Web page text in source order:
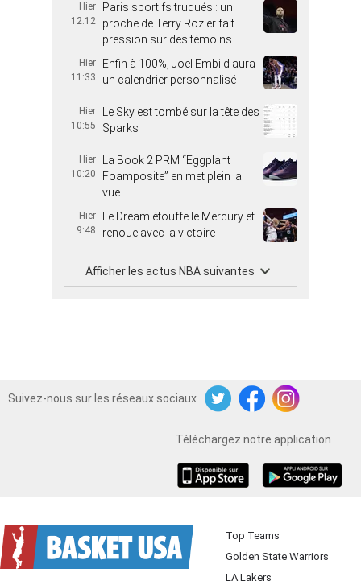
Hier
12:12
Paris sportifs truqués : un
proche de Terry Rozier fait
pression sur des témoins
Hier
11:33
Enfin à 100%, Joel Embiid aura
un calendrier personnalisé
Hier
10:55
Le Sky est tombé sur la tête des
Sparks
Hier
10:20
La Book 2 PRM “Eggplant
Foamposite” en met plein la
vue
Hier
9:48
Le Dream étouffe le Mercury et
renoue avec la victoire
Afficher les actus NBA suivantes
Suivez-nous sur les réseaux sociaux
TwitterFacebookInstagram
Téléchargez notre application
Top Teams
Golden State Warriors
LA Lakers